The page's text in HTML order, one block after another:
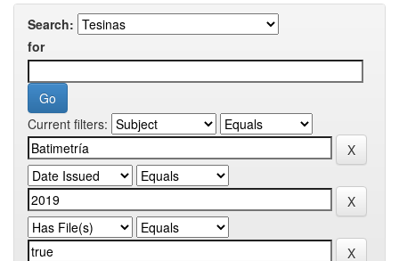
Search:
for
Current filters: